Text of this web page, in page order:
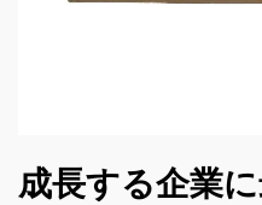
成長する企業